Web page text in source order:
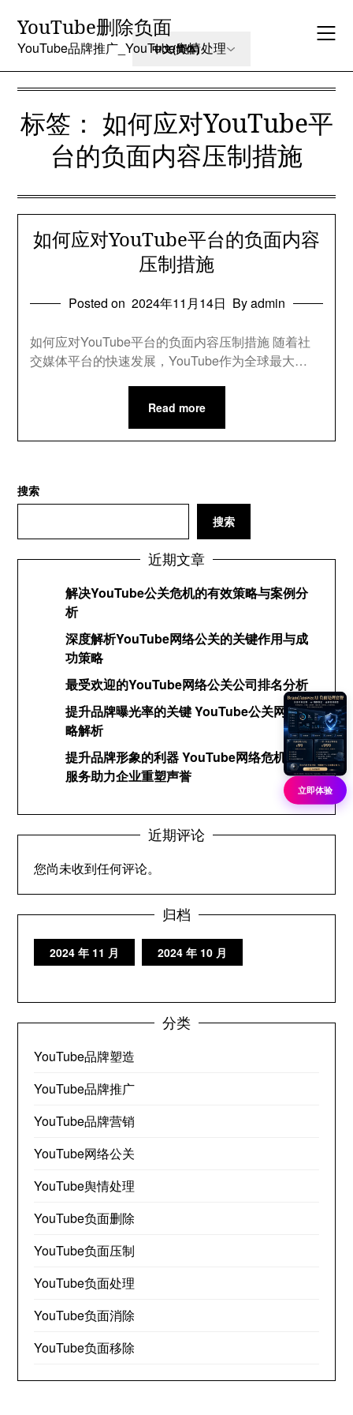
content
YouTube删除负面
YouTube品牌推广_YouTube舆情处理
标签： 如何应对YouTube平
台的负面内容压制措施
如何应对YouTube平台的负面内容
压制措施
Posted on 2024年11月14日 By admin
如何应对YouTube平台的负面内容压制措施 随着社
交媒体平台的快速发展，YouTube作为全球最大…
Read more
搜索
搜索
近期文章
解决YouTube公关危机的有效策略与案例分
析
深度解析YouTube网络公关的关键作用与成
功策略
最受欢迎的YouTube网络公关公司排名分析
提升品牌曝光率的关键 YouTube公关网络策
略解析
提升品牌形象的利器 YouTube网络危机公关
服务助力企业重塑声誉
近期评论
您尚未收到任何评论。
归档
2024 年 11 月 2024 年 10 月
分类
YouTube品牌塑造
YouTube品牌推广
YouTube品牌营销
YouTube网络公关
YouTube舆情处理
YouTube负面删除
YouTube负面压制
YouTube负面处理
YouTube负面消除
YouTube负面移除
立即体验